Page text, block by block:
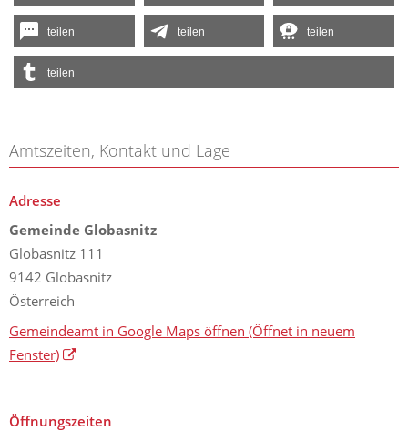
teilen teilen teilen
teilen
Amtszeiten, Kontakt und Lage
Adresse
Gemeinde Globasnitz
Globasnitz 111
9142 Globasnitz
Österreich
Gemeindeamt in Google Maps öffnen (Öffnet in neuem
Fenster)
Öffnungszeiten